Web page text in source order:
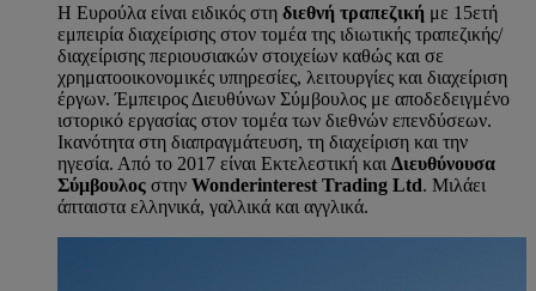
Η Ευρούλα είναι ειδικός στη διεθνή τραπεζική με 15ετή
εμπειρία διαχείρισης στον τομέα της ιδιωτικής τραπεζικής/
διαχείρισης περιουσιακών στοιχείων καθώς και σε
χρηματοοικονομικές υπηρεσίες, λειτουργίες και διαχείριση
έργων. Έμπειρος Διευθύνων Σύμβουλος με αποδεδειγμένο
ιστορικό εργασίας στον τομέα των διεθνών επενδύσεων.
Ικανότητα στη διαπραγμάτευση, τη διαχείριση και την
ηγεσία. Από το 2017 είναι Εκτελεστική και Διευθύνουσα
Σύμβουλος στην Wonderinterest Trading Ltd. Μιλάει
άπταιστα ελληνικά, γαλλικά και αγγλικά.